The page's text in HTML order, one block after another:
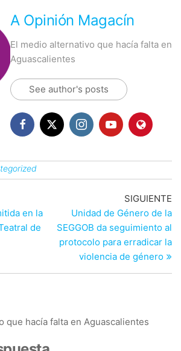
A Opinión Magacín
El medio alternativo que hacía falta en
Aguascalientes
See author's posts
en la
de
SIGUIENTE
Unidad de Género de la
SEGGOB da seguimiento al
protocolo para erradicar la
violencia de género
que hacía falta en Aguascalientes